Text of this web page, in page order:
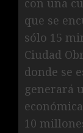
que se
sólo 15
Ciudad
donde se
generará
10